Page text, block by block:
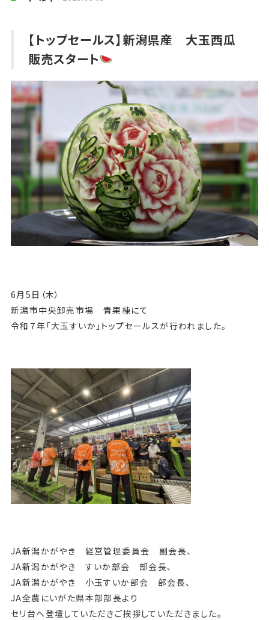
【トップセールス】新潟県産 大玉西瓜
販売スタート
6月5日（木）
新潟市中央卸売市場 青果棟にて
令和７年「大玉すいか」トップセールスが行われました。
JA新潟かがやき 経営管理委員会 副会長、
JA新潟かがやき すいか部会 部会長、
JA新潟かがやき 小玉すいか部会 部会長、
JA全農にいがた県本部部長より
セリ台へ登壇していただきご挨拶していただきました。